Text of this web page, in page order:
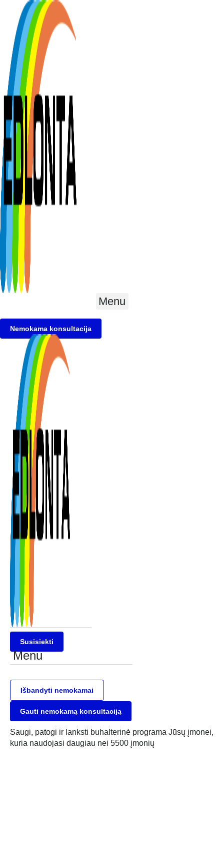
Menu
Nemokama konsultacija
Susisiekti
Menu
Išbandyti nemokamai
Gauti nemokamą konsultaciją
Saugi, patogi ir lanksti buhalterinė programa Jūsų įmonei,
kuria naudojasi daugiau nei 5500 įmonių